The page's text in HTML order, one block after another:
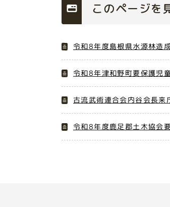
このページを
令和8年度島根県水源林造
令和8年津和野町要保護児
古流武術連合会内谷会長来
令和8年度鹿足郡土木協会